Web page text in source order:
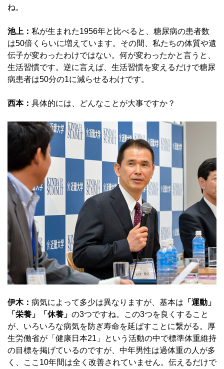
ね。
池上： 私が生まれた1956年と比べると、糖尿病の患者数
は50倍くらいに増えています。その間、私たちの体質や遺
伝子が変わったわけではない。何が変わったかと言うと、
生活習慣です。逆に言えば、生活習慣を変えるだけで糖尿
病患者は50分の1に減らせるわけです。
西本： 具体的には、どんなことが大事ですか？
伊木： 病気によって多少は異なりますが、基本は 「運動」
「栄養」「休養」 の3つですね。この3つを良くすること
が、いろいろな病気を防ぎ寿命を延ばすことに繋がる。厚
生労働省が「健康日本21」という活動の中で標準体重維持
の目標を掲げているのですが、中年男性は過体重の人が多
く、ここ10年間は全く改善されていません。伝えるだけで